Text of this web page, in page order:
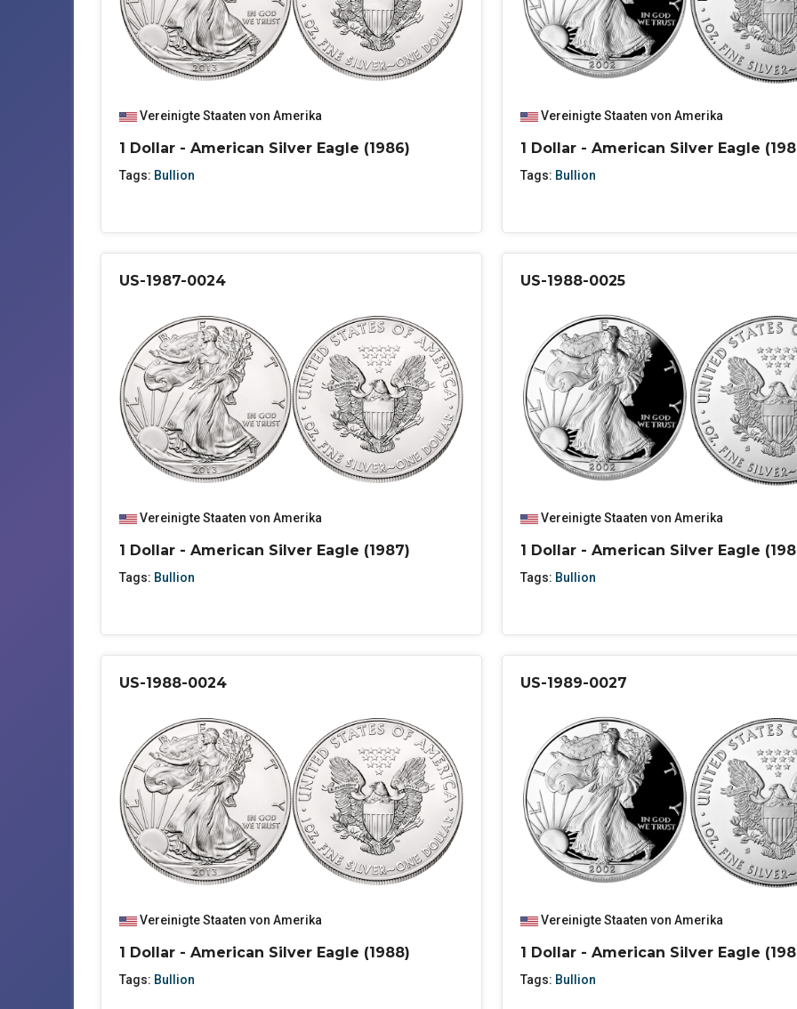
Vereinigte Staaten von Amerika
1 Dollar - American Silver Eagle (1986)
Tags: Bullion
Vereinigte Staaten von Amerika
1 Dollar - American Silver Eagle
Tags: Bullion
US-1987-0024
Vereinigte Staaten von Amerika
1 Dollar - American Silver Eagle (1987)
Tags: Bullion
US-1988-0025
Vereinigte Staaten von Amerika
1 Dollar - American Silver Eagle
Tags: Bullion
US-1988-0024
Vereinigte Staaten von Amerika
1 Dollar - American Silver Eagle (1988)
Tags: Bullion
US-1989-0027
Vereinigte Staaten von Amerika
1 Dollar - American Silver Eagle
Tags: Bullion